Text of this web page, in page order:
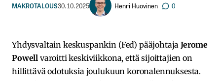
MAKROTALOUS30.10.2025 Henri Huovinen 0
Yhdysvaltain keskuspankin (Fed) pääjohtajaJerome
Powell varoitti keskiviikkona, että sijoittajien on
hillittävä odotuksia joulukuun koronalennuksesta.